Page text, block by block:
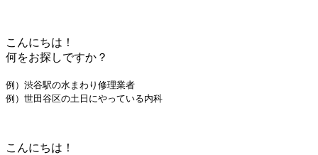
こんにちは！
何をお探しですか？
例）渋谷駅の水まわり修理業者
例）世田谷区の土日にやっている内科
こんにちは！